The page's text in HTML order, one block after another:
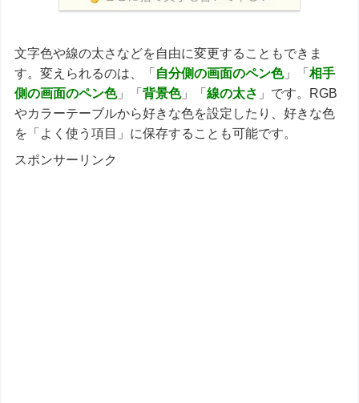
文字色や線の太さなどを自由に変更することもできま
す。変えられるのは、「 自分側の画面のペン色」「相手
側の画面のペン色」「背景色」「線の太さ 」です。RGB
やカラーテーブルから好きな色を設定したり、好きな色
を「よく使う項目」に保存することも可能です。
スポンサーリンク